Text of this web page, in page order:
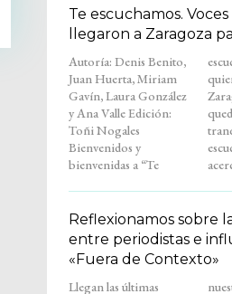
Te escuchamos.
llegaron a Zaragoza
Autoría: Denis Benito,
Juan Huerta, Miriam
Gavín, Laura González
y Ana Valle Edición:
Toñi Nogales
Bienvenidos y
bienvenidas a “Te
escuchamos. Voces de
quienes llegaron a
Zaragoza para
quedarse”. Un espacio
tranquilo, hecho para
escuchar sin prisas y
Reflexionamos sobre
entre periodistas e
«Fuera de Contexto»
Llegan las últimas
nuestro propio podcast